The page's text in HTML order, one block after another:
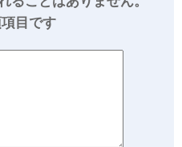
目です